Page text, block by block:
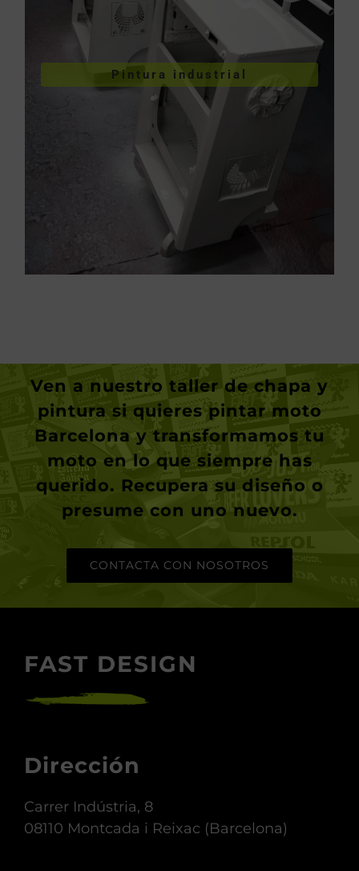
Pintura industrial
Pintura de piezas
industriales
VER PINTURA INDUSTRIAL
Ven a nuestro taller de chapa y
pintura si quieres pintar moto
Barcelona y transformamos tu
moto en lo que siempre has
querido. Recupera su diseño o
presume con uno nuevo.
CONTACTA CON NOSOTROS
FAST DESIGN
Dirección
Carrer Indústria, 8
08110 Montcada i Reixac (Barcelona)